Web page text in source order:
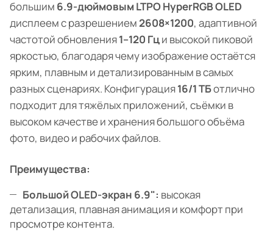
большим 6.9-дюймовым LTPO HyperRGB OLED
дисплеем с разрешением2608×1200, адаптивной
частотой обновления1–120 Гци высокой пиковой
яркостью, благодаря чему изображение остаётся
ярким, плавным и детализированным в самых
разных сценариях. Конфигурация16/1 ТБотлично
подходит для тяжёлых приложений, съёмки в
высоком качестве и хранения большого объёма
фото, видео и рабочих файлов.
Преимущества:
Большой OLED-экран 6.9": высокая
детализация, плавная анимация и комфорт при
просмотре контента.